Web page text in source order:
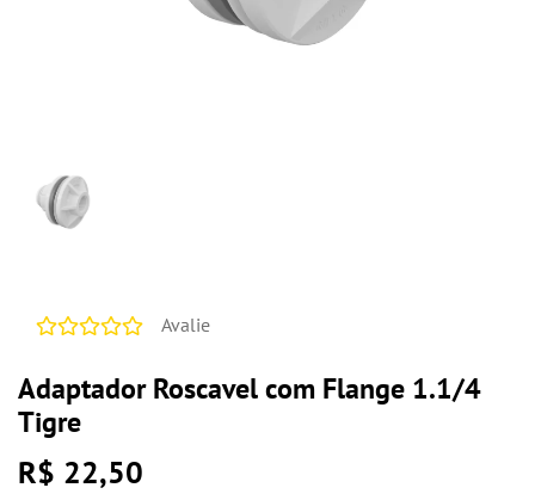
Avalie
Adaptador Roscavel com Flange 1.1/4
Tigre
R$ 22,50